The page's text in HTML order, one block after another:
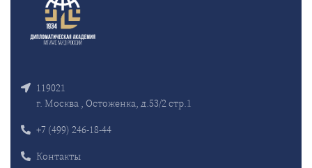
119021
г. Москва , Остоженка, д.53/2 стр.1
+7 (499) 246-18-44
Контакты